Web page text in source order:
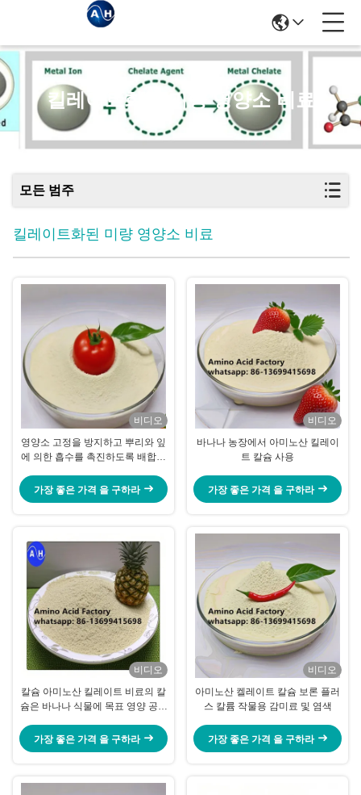
킬레이트화된 미량 영양소 비료
모든 범주
킬레이트화된 미량 영양소 비료
비디오
영양소 고정을 방지하고 뿌리와 잎
에 의한 흡수를 촉진하도록 배합된
가장 좋은 가격 을 구하라
비디오
바나나 농장에서 아미노산 킬레이
트 칼슘 사용
가장 좋은 가격 을 구하라
비디오
칼슘 아미노산 킬레이트 비료의 칼
슘은 바나나 식물에 목표 영양 공급
상시킵니다.
가장 좋은 가격 을 구하라
비디오
아미노산 켈레이트 칼슘 보론 플러
스 칼륨 작물용 감미료 및 염색
가장 좋은 가격 을 구하라